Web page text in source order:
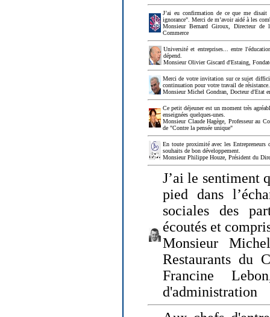
J’ai eu confirmation de ce que me disait
ignorance". Merci de m’avoir aidé à les
Monsieur Bernard Giroux, Directeur de
Commerce
Université et entreprises... entre
dépend.
Monsieur Olivier Giscard d'Estaing,
Merci de votre invitation sur ce sujet
continuation pour votre travail de
Monsieur Michel Gondran, Docteur d'Etat
Ce petit déjeuner est un moment très
enseignées quelques-unes.
Monsieur Claude Hagège, Professeur au
de "Contre la pensée unique"
En toute proximité avec les
souhaits de bon développement.
Monsieur Philippe Houze, Président du
J’ai le sentiment
pied dans
sociales des
écoutés et
Monsieur
Restaurants du
Francine
d'administration